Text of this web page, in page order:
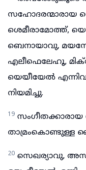
സഹോദരന്മാരായ
ശെമീരാമോത്ത്,
ബെനായാവു,
എലീഫെലേഹൂ,
യെയീയേൽ
നിയമിച്ചു.
19
താമ്രംകൊണ്ടുള്ള
20 സെഖര്യാവു,